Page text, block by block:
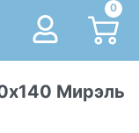
0
Мирэль